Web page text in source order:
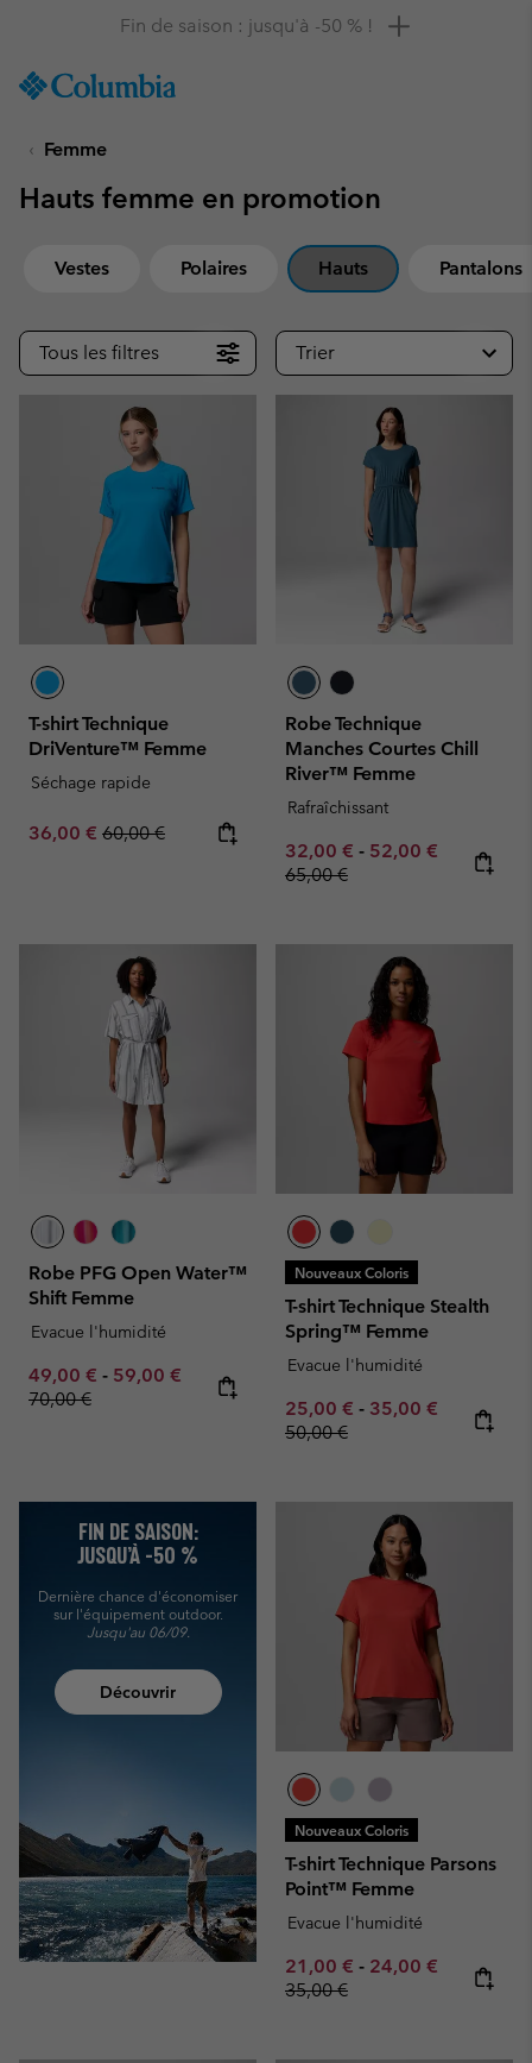
TO
SKIP
MAIN
SKIP
Remise de 10 % à saisir
Femme
Hauts femme en promotion
Vestes Polaires Hauts Pantalons
Tous les filtres Trier
T-shirt Technique
DriVenture™ Femme
Séchage rapide
Sale price:
36,00 € Regular price:
60,00 €
Robe Technique
Manches Courtes Chill
River™ Femme
Rafraîchissant
Minimum sale price:
32,00 € - Maximum sale
52,00 € Regular
65,00 €
Robe PFG Open Water™
Shift Femme
Evacue l'humidité
Minimum sale price:
49,00 € - Maximum sale price:
59,00 € Regular price:
70,00 €
Nouveaux Coloris
T-shirt Technique Stealth
Spring™ Femme
Evacue l'humidité
Minimum sale price:
25,00 € - Maximum sale
35,00 € Regular
50,00 €
FIN DE SAISON:
JUSQU’À -50 %
Dernière chance d'économiser
sur l'équipement outdoor.
Jusqu'au 06/09.
Découvrir
Nouveaux Coloris
T-shirt Technique Parsons
Point™ Femme
Evacue l'humidité
Minimum sale price:
21,00 € - Maximum sale
24,00 € Regular
35,00 €